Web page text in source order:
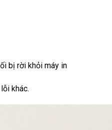
bị rời khỏi máy in
khác.